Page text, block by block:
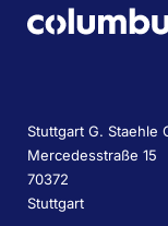
Stuttgart G. Staehle
Mercedesstraße 15
70372
Stuttgart